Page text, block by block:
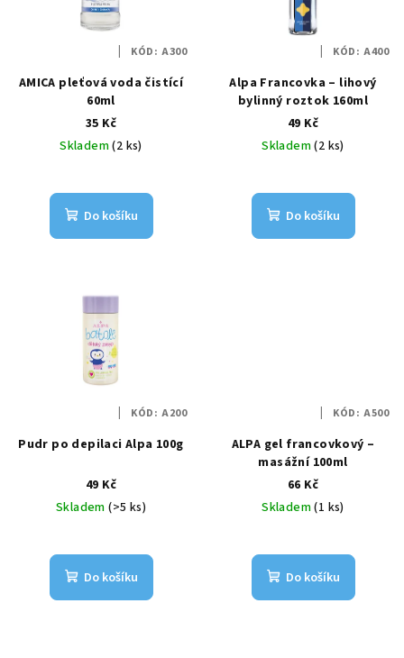
oAMICA pleťová voda čistící
60ml
35 Kč
Skladem(2 ks)
Do košíku
KÓD: A300
Alpa Francovka – lihový
bylinný roztok 160ml
49 Kč
Skladem(2 ks)
Do košíku
KÓD: A400
Pudr po depilaci Alpa 100g
49 Kč
Skladem(>5 ks)
Do košíku
KÓD: A200
ALPA gel francovkový –
masážní 100ml
66 Kč
Skladem(1 ks)
Do košíku
KÓD: A500